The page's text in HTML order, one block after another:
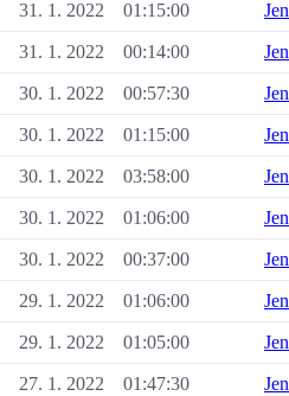
31. 1. 2022 01:15:00
31. 1. 2022 00:14:00
30. 1. 2022 00:57:30
30. 1. 2022 01:15:00
30. 1. 2022 03:58:00
30. 1. 2022 01:06:00
30. 1. 2022 00:37:00
29. 1. 2022 01:06:00
29. 1. 2022 01:05:00
27. 1. 2022 01:47:30